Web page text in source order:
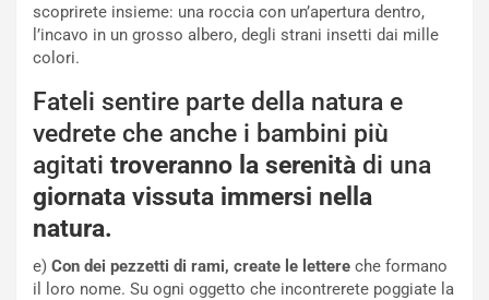
scoprirete insieme: una roccia con un’apertura dentro,
l’incavo in un grosso albero, degli strani insetti dai mille
colori.
Fateli sentire parte della natura e
vedrete che anche i bambini più
agitati troveranno la serenità di una
giornata vissuta immersi nella
natura.
e) Con dei pezzetti di rami, create le lettere che formano
il loro nome. Su ogni oggetto che incontrerete poggiate la